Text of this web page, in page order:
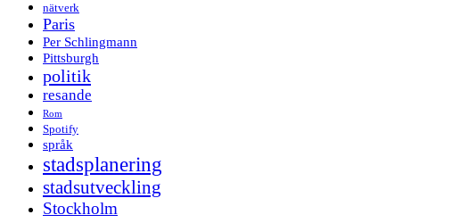
nätverk
Paris
Per Schlingmann
Pittsburgh
politik
resande
Rom
Spotify
språk
stadsplanering
stadsutveckling
Stockholm